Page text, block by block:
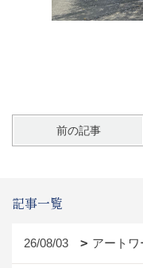
前の記事
記事一覧
26/08/03 アートワ